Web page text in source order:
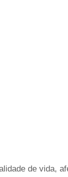
de vida,